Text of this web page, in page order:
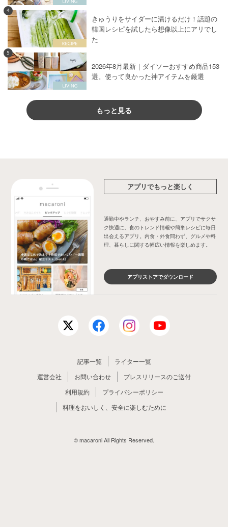
4
きゅうりをサイダーに漬けるだけ！話題の
韓国レシピを試したら想像以上にアリでし
た
5
2026年8月最新｜ダイソーおすすめ商品153
選。使って良かった神アイテムを厳選
もっと見る
アプリでもっと楽しく
通勤中やランチ、おやすみ前に、アプリでサクサ
ク快適に。食のトレンド情報や簡単レシピに毎日
出会えるアプリ。内食・外食問わず、グルメや料
理、暮らしに関する幅広い情報を楽しめます。
アプリストアでダウンロード
記事一覧
ライター一覧
運営会社
お問い合わせ
プレスリリースのご送付
利用規約
プライバシーポリシー
料理をおいしく、安全に楽しむために
© macaroni All Rights Reserved.